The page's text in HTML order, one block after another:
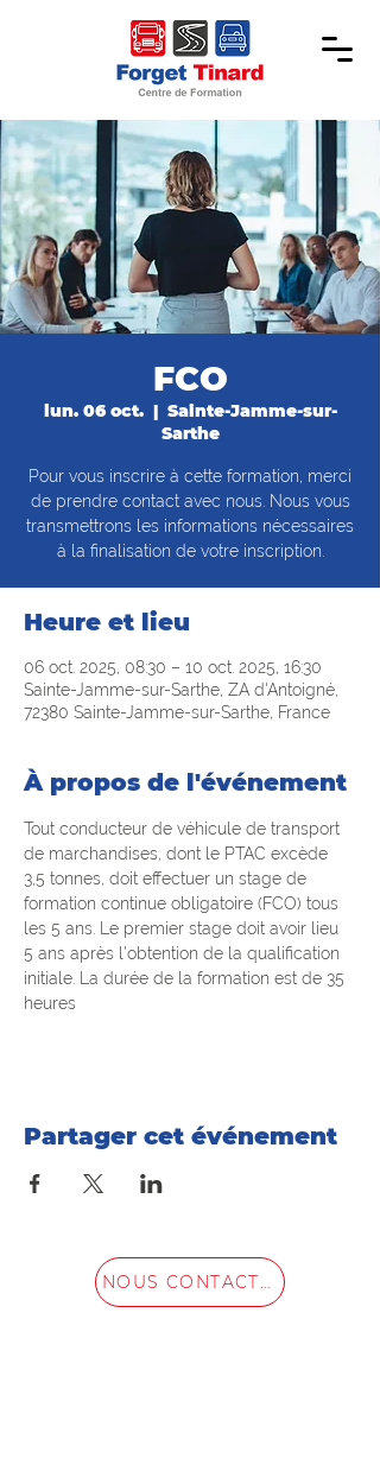
FCO
lun. 06 oct.
  |
Sainte-Jamme-sur-
Sarthe
Pour vous inscrire à cette formation, merci
de prendre contact avec nous. Nous vous
transmettrons les informations nécessaires
à la finalisation de votre inscription.
Heure et lieu
06 oct. 2025, 08:30 – 10 oct. 2025, 16:30
Sainte-Jamme-sur-Sarthe, ZA d'Antoigné,
72380 Sainte-Jamme-sur-Sarthe, France
À propos de l'événement
Tout conducteur de véhicule de transport
de marchandises, dont le PTAC excède
3,5 tonnes, doit effectuer un stage de
formation continue obligatoire (FCO) tous
les 5 ans. Le premier stage doit avoir lieu
5 ans après l'obtention de la qualification
initiale. La durée de la formation est de 35
heures
Partager cet événement
NOUS CONTACTER